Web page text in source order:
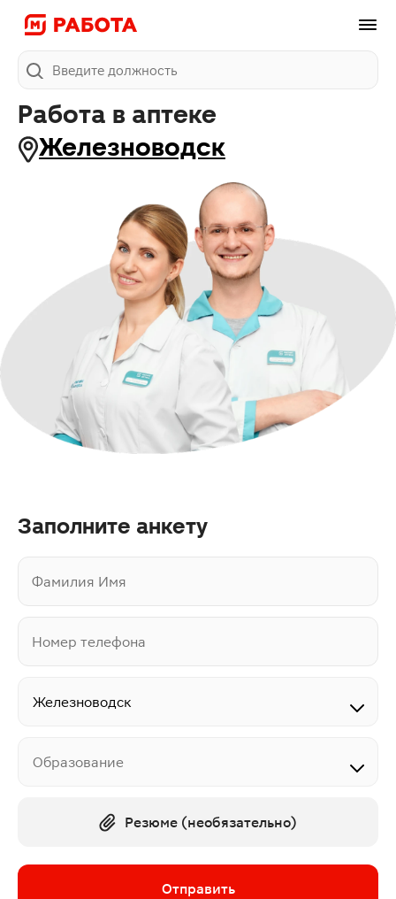
Работа в аптеке
Железноводск
Заполните анкету
Фамилия Имя
Номер телефона
Образование
Резюме (необязательно)
Отправить